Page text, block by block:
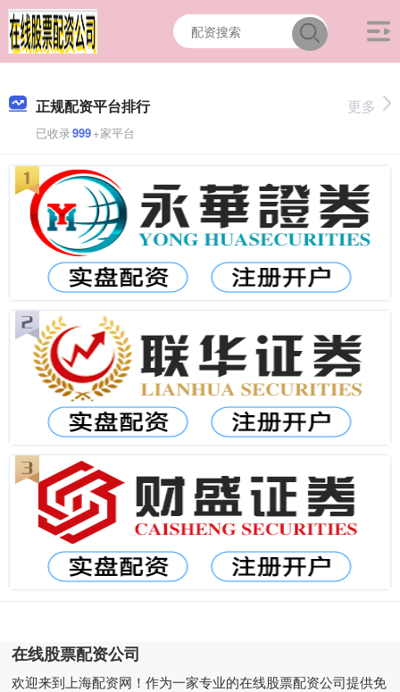
正规配资平台排行
已收录999+家平台
更多
在线股票配资公司
欢迎来到上海配资网！作为一家专业的在线股票配资公司提供免